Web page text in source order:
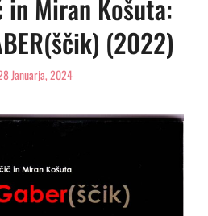
in Miran Košuta:
(2022)
Januarja, 2024